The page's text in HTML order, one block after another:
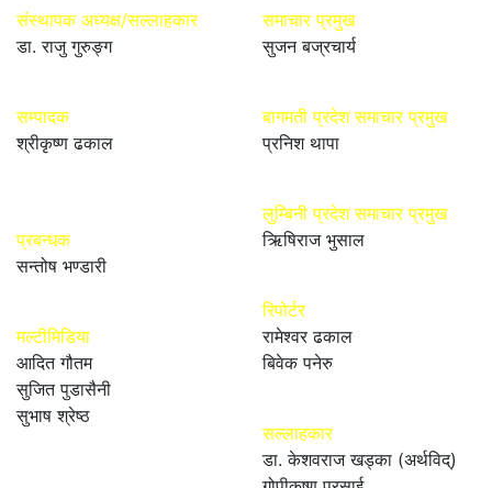
संस्थापक अध्यक्ष/सल्लाहकार
डा. राजु गुरुङ्ग
सम्पादक
श्रीकृष्ण ढकाल
प्रबन्धक
सन्तोष भण्डारी
मल्टीमिडिया
आदित गौतम
सुजित पुडासैनी
सुभाष श्रेष्ठ
समाचार प्रमुख
सुजन बज्रचार्य
बागमती प्रदेश समाचार प्रमुख
प्रनिश थापा
लुम्बिनी प्रदेश समाचार प्रमुख
ऋिषिराज भुसाल
रिपोर्टर
रामेश्वर ढकाल
बिवेक पनेरु
सल्लाहकार
डा. केशवराज खड्का (अर्थविद्)